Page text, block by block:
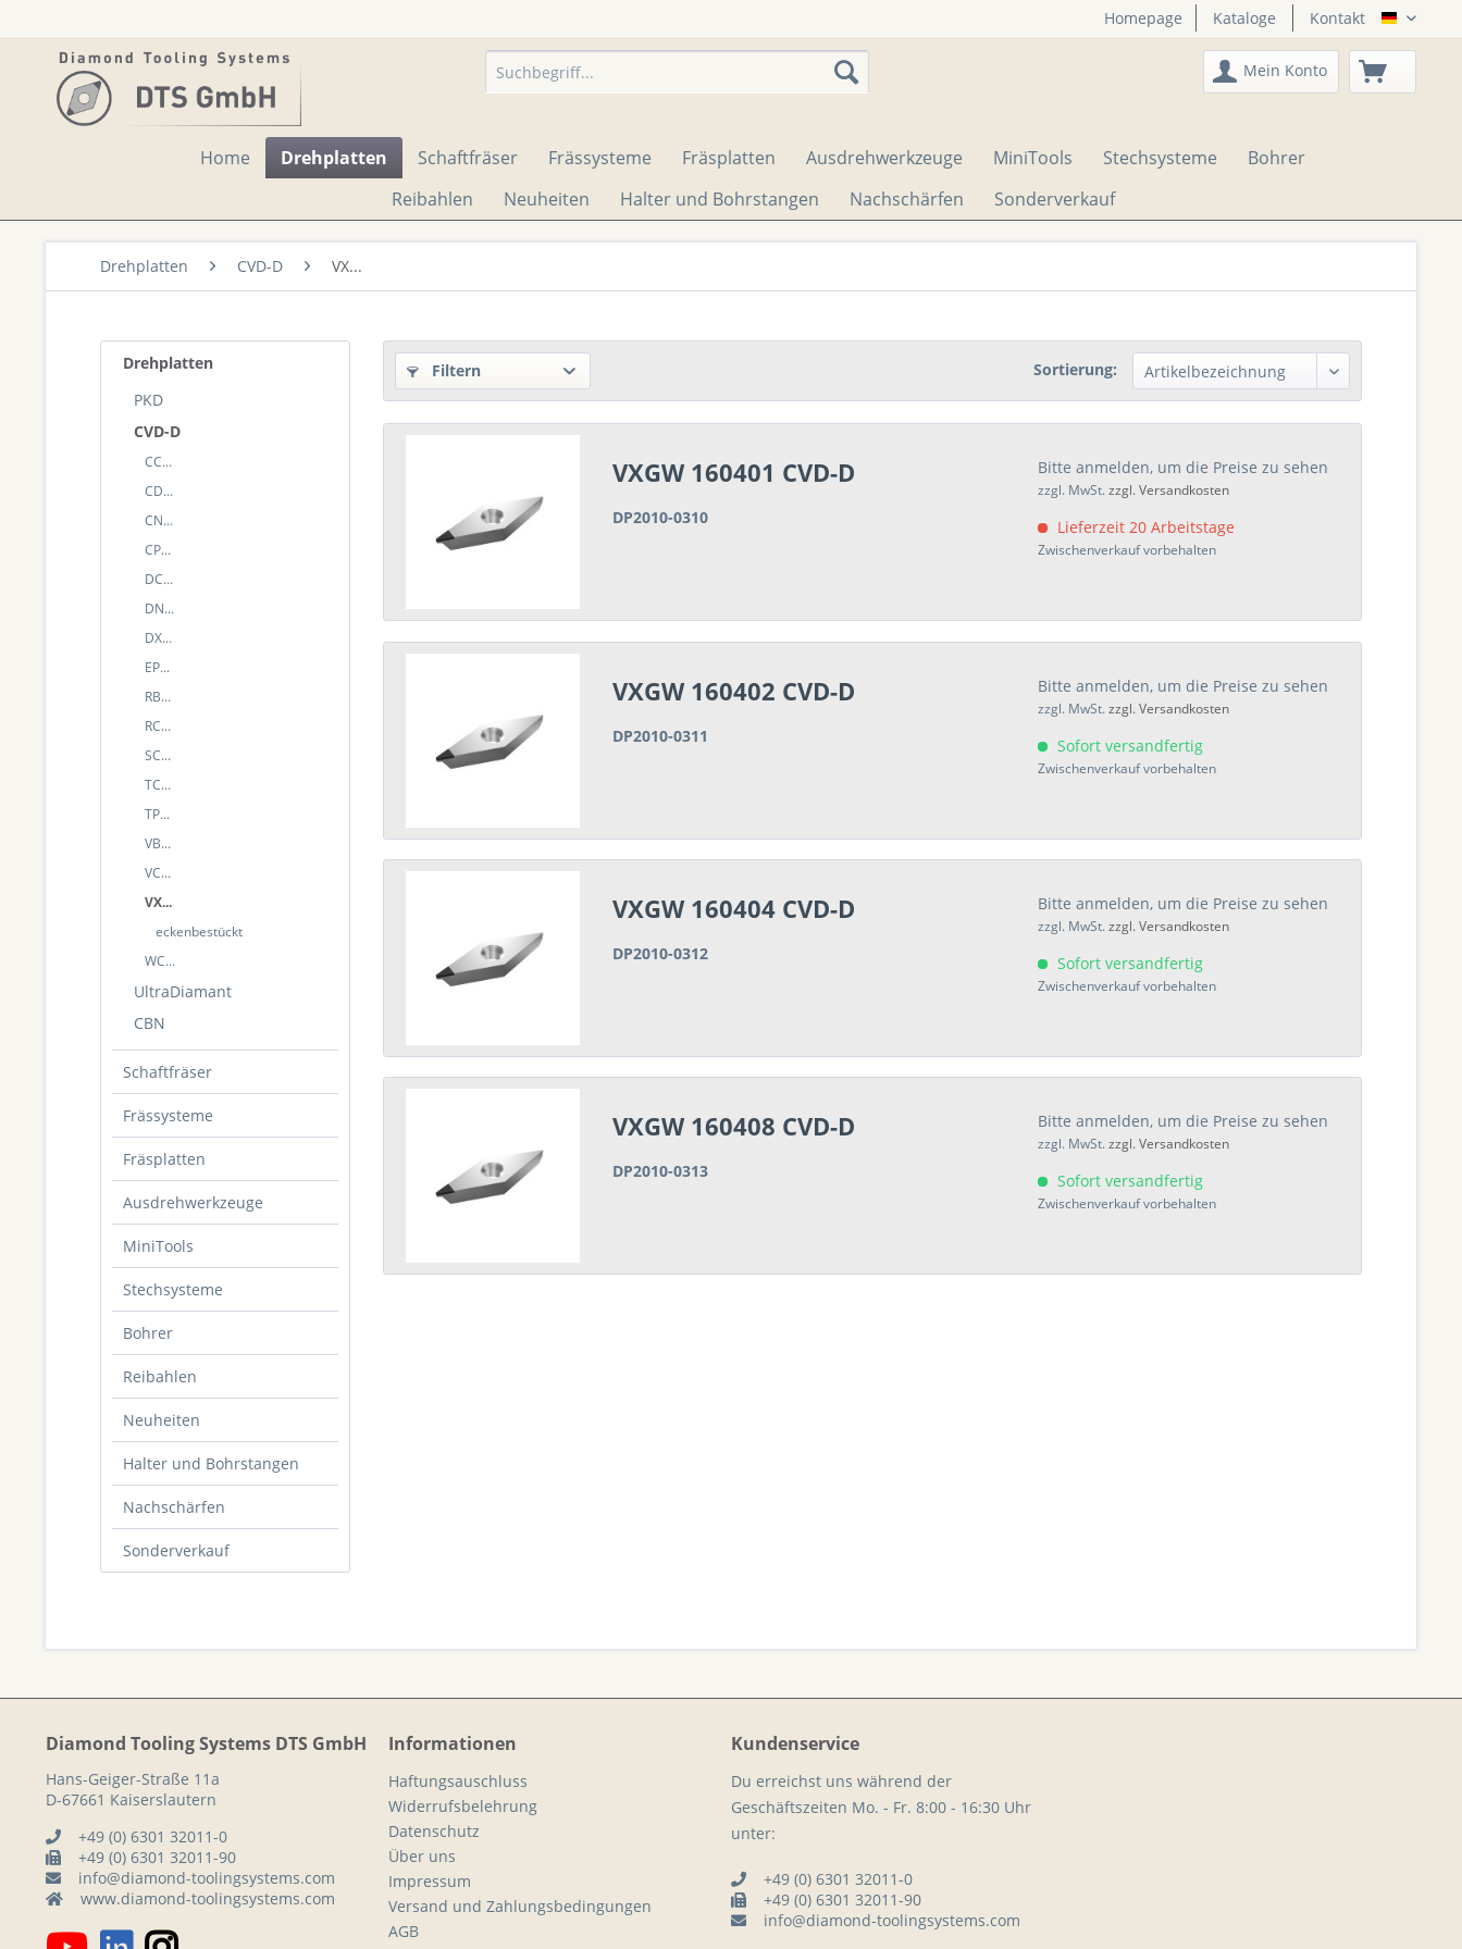
Homepage Kataloge Kontakt DTS
Mein Konto
Home Drehplatten Schaftfräser Frässysteme Fräsplatten Ausdrehwerkzeuge MiniTools Stechsysteme
Bohrer
Reibahlen
Neuheiten Halter und Bohrstangen Nachschärfen Sonderverkauf
Drehplatten CVD-D VX...
Drehplatten
PKD
CVD-D
CC...
CD...
CN...
CP...
DC...
DN...
DX...
EP...
RB...
RC...
SC...
TC...
TP...
VB...
VC...
VX...
eckenbestückt
WC...
UltraDiamant
CBN
Schaftfräser
Frässysteme
Fräsplatten
Ausdrehwerkzeuge
MiniTools
Stechsysteme
Bohrer
Reibahlen
Neuheiten
Halter und Bohrstangen
Nachschärfen
Sonderverkauf
Filtern Sortierung:
VXGW 160401 CVD-D
DP2010-0310
Bitte anmelden, um die Preise zu sehen
zzgl. MwSt.zzgl. Versandkosten
Lieferzeit 20 Arbeitstage
Zwischenverkauf vorbehalten
VXGW 160402 CVD-D
DP2010-0311
Bitte anmelden, um die Preise zu sehen
zzgl. MwSt.zzgl. Versandkosten
Sofort versandfertig
Zwischenverkauf vorbehalten
VXGW 160404 CVD-D
DP2010-0312
Bitte anmelden, um die Preise zu sehen
zzgl. MwSt.zzgl. Versandkosten
Sofort versandfertig
Zwischenverkauf vorbehalten
VXGW 160408 CVD-D
DP2010-0313
Bitte anmelden, um die Preise zu sehen
zzgl. MwSt.zzgl. Versandkosten
Sofort versandfertig
Zwischenverkauf vorbehalten
Diamond Tooling Systems DTS GmbH
Hans-Geiger-Straße 11a
D-67661 Kaiserslautern
+49 (0) 6301 32011-0
+49 (0) 6301 32011-90
info@diamond-toolingsystems.com
www.diamond-toolingsystems.com
Informationen
Haftungsauschluss
Widerrufsbelehrung
Datenschutz
Über uns
Impressum
Versand und Zahlungsbedingungen
AGB
Kundenservice
Du erreichst uns während der
Geschäftszeiten Mo. - Fr. 8:00 - 16:30 Uhr
unter:
+49 (0) 6301 32011-0
+49 (0) 6301 32011-90
info@diamond-toolingsystems.com